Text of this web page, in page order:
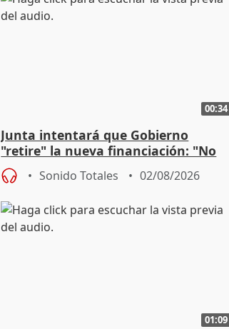
00:34
Junta intentará que Gobierno
"retire" la nueva financiación: "No
puede ser saqueo a las arcas"
Sonido Totales 02/08/2026
01:09